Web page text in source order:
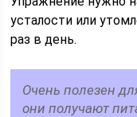
усталости или
раз в день.
Очень полезен
они получают